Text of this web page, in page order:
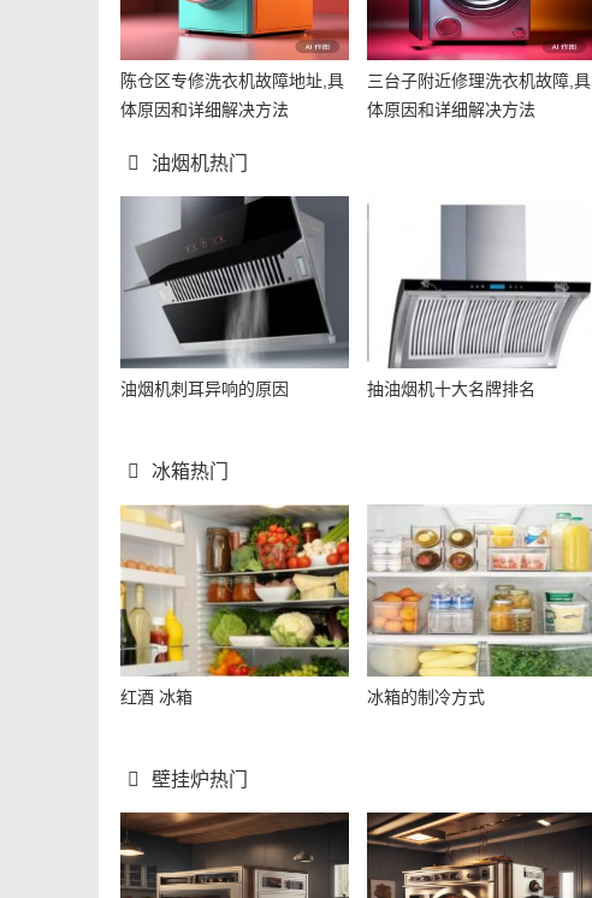
陈仓区专修洗衣机故障地址,具
体原因和详细解决方法
三台子附近修理洗衣机故障,具
体原因和详细解决方法
油烟机热门
油烟机刺耳异响的原因 抽油烟机十大名牌排名
冰箱热门
红酒 冰箱 冰箱的制冷方式
壁挂炉热门